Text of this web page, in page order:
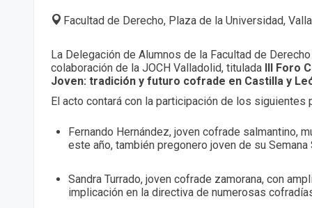
Facultad de Derecho, Plaza de la Universidad,
La Delegación de Alumnos de la Facultad de
colaboración de la JOCH Valladolid, titulada
III Foro
Joven: tradición y futuro cofrade en Castilla y
El acto contará con la participación de los siguientes
Fernando Hernández, joven cofrade salmantino,
este año, también pregonero joven de su Semana
Sandra Turrado, joven cofrade zamorana, con
implicación en la directiva de numerosas